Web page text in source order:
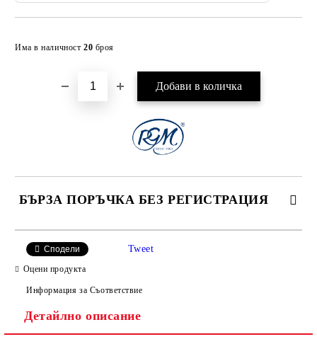
Има в наличност 20 броя
БЪРЗА ПОРЪЧКА БЕЗ РЕГИСТРАЦИЯ
Сподели Tweet
Оцени продукта
Информация за Съответствие
Детайлно описание